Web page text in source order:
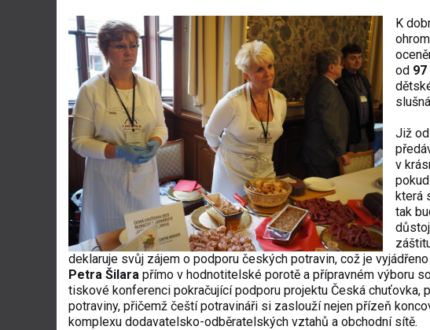
K
od 97
Již
v
která
tak
deklaruje svůj zájem o podporu českých potravin, což je
Petra Šilara přímo v hodnotitelské porotě a přípravném výboru
tiskové konferenci pokračující podporu projektu Česká
potraviny, přičemž čeští potravináři si zaslouží nejen přízeň
komplexu dodavatelsko-odběratelských vztahů a obchodní sítě.